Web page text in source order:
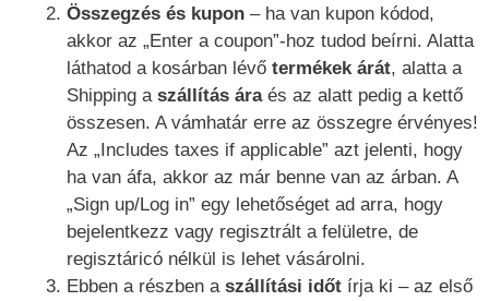
Összegzés és kupon – ha van kupon kódod,
akkor az „Enter a coupon”-hoz tudod beírni. Alatta
láthatod a kosárban lévő termékek árát, alatta a
Shipping a szállítás áraés az alatt pedig a kettő
összesen. A vámhatár erre az összegre érvényes!
Az „Includes taxes if applicable” azt jelenti, hogy
ha van áfa, akkor az már benne van az árban. A
„Sign up/Log in” egy lehetőséget ad arra, hogy
bejelentkezz vagy regisztrált a felületre, de
regisztáricó nélkül is lehet vásárolni.
Ebben a részben a szállítási időt írja ki – az első